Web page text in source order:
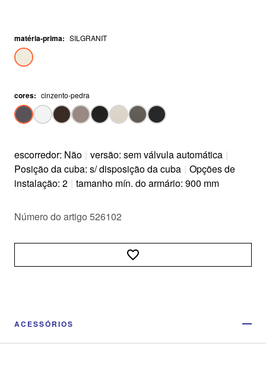
matéria-prima: SILGRANIT
cores: cinzento-pedra
escorredor: Não | versão: sem válvula automática |
Posição da cuba: s/ disposição da cuba | Opções de
instalação: 2 | tamanho mín. do armário: 900 mm
Número do artigo 526102
ACESSÓRIOS